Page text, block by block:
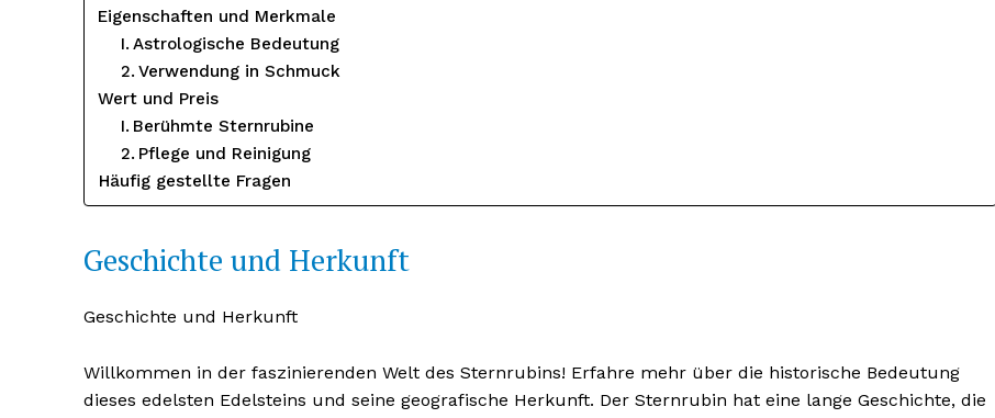
Eigenschaften und Merkmale
Astrologische Bedeutung
Verwendung in Schmuck
Wert und Preis
Berühmte Sternrubine
Pflege und Reinigung
Häufig gestellte Fragen
Geschichte und Herkunft
Geschichte und Herkunft
Willkommen in der faszinierenden Welt des Sternrubins! Erfahre mehr über die historische Bedeutung
dieses edelsten Edelsteins und seine geografische Herkunft. Der Sternrubin hat eine lange Geschichte, die